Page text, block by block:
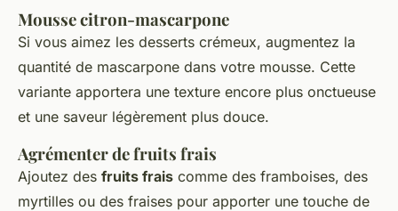
Mousse citron-mascarpone
Si vous aimez les desserts crémeux, augmentez la
quantité de mascarpone dans votre mousse. Cette
variante apportera une texture encore plus onctueuse
et une saveur légèrement plus douce.
Agrémenter de fruits frais
Ajoutez des fruits frais comme des framboises, des
myrtilles ou des fraises pour apporter une touche de